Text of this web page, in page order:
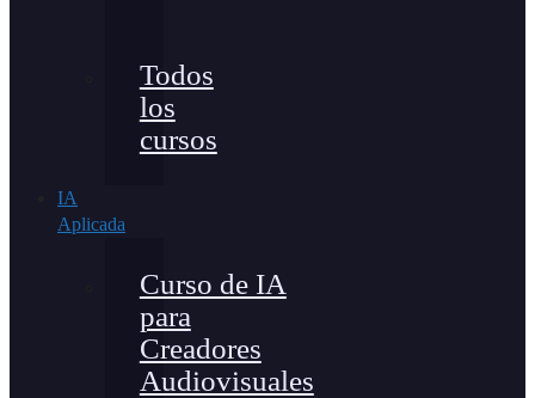
Todos
los
cursos
IA
Aplicada
Curso de IA
para
Creadores
Audiovisuales